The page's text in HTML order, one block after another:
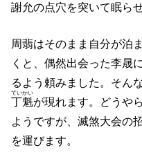
謝允の点穴を突いて眠らせ
周翡はそのまま自分が泊
くと、偶然出会った李晟
るよう頼みました。そん
丁魁
ていかい
が現れます。どうや
ようですが、滅煞大会の
を運びます。